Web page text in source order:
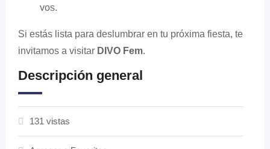
vos.
Si estás lista para deslumbrar en tu próxima fiesta, te
invitamos a visitar DIVO Fem.
Descripción general
131 vistas